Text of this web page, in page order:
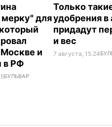
для
и
в РФ
БУЛЬВАР
Только
удобрения в
придадут
и вес
7 августа, 15.24